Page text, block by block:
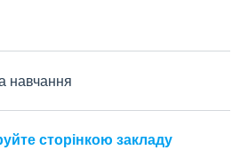
навчання
сторінкою закладу